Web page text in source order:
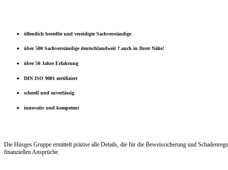
öffentlich bestellte und vereidigte Sachverständige
über 500 Sachverständige deutschlandweit ? auch in Ihrer Nähe!
über 50 Jahre Erfahrung
DIN ISO 9001 zertifiziert
schnell und zuverlässig
innovativ und kompetent
Die Hüsges Gruppe ermittelt präzise alle Details, die für die Beweissicherung und
finanziellen Ansprüche.